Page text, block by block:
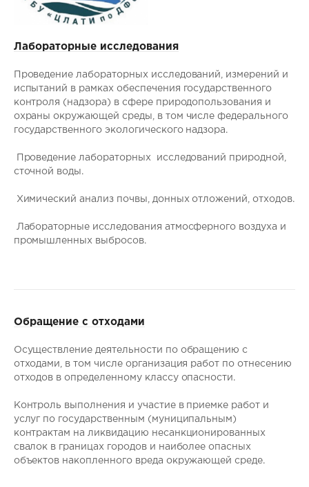
Лабораторные исследования
Проведение лабораторных исследований, измерений и
испытаний в рамках обеспечения государственного
контроля (надзора) в сфере природопользования и
охраны окружающей среды, в том числе федерального
государственного экологического надзора.
Проведение лабораторных исследований природной,
сточной воды.
Химический анализ почвы, донных отложений, отходов.
Лабораторные исследования атмосферного воздуха и
промышленных выбросов.
Обращение с отходами
Осуществление деятельности по обращению с
отходами, в том числе организация работ по отнесению
отходов в определенному классу опасности.
Контроль выполнения и участие в приемке работ и
услуг по государственным (муниципальным)
контрактам на ликвидацию несанкционированных
свалок в границах городов и наиболее опасных
объектов накопленного вреда окружающей среде.